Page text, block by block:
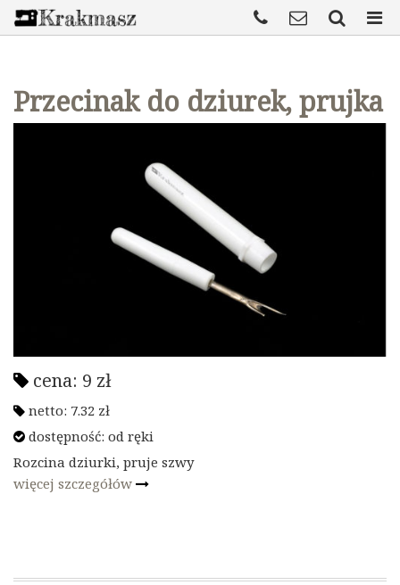
Przecinak do dziurek, prujka
cena: 9 zł
netto: 7.32 zł
dostępność: od ręki
Rozcina dziurki, pruje szwy
więcej szczegółów